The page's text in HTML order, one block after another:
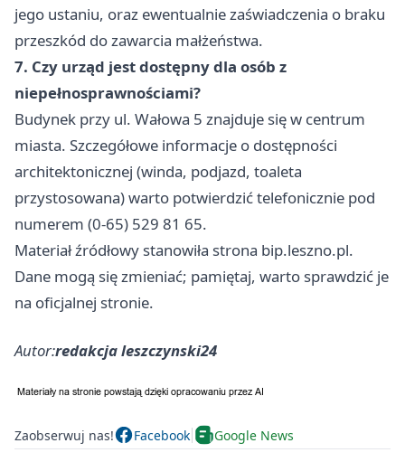
jego ustaniu, oraz ewentualnie zaświadczenia o braku
przeszkód do zawarcia małżeństwa.
7. Czy urząd jest dostępny dla osób z
niepełnosprawnościami?
Budynek przy ul. Wałowa 5 znajduje się w centrum
miasta. Szczegółowe informacje o dostępności
architektonicznej (winda, podjazd, toaleta
przystosowana) warto potwierdzić telefonicznie pod
numerem (0-65) 529 81 65.
Materiał źródłowy stanowiła strona bip.leszno.pl.
Dane mogą się zmieniać; pamiętaj, warto sprawdzić je
na oficjalnej stronie.
Autor:redakcja leszczynski24
Zaobserwuj nas! Facebook Google News